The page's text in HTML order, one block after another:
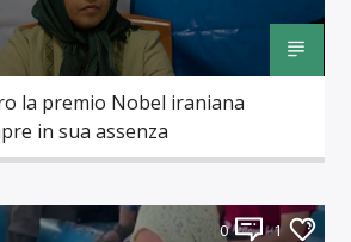
la premio Nobel iraniana
in sua assenza
0 1